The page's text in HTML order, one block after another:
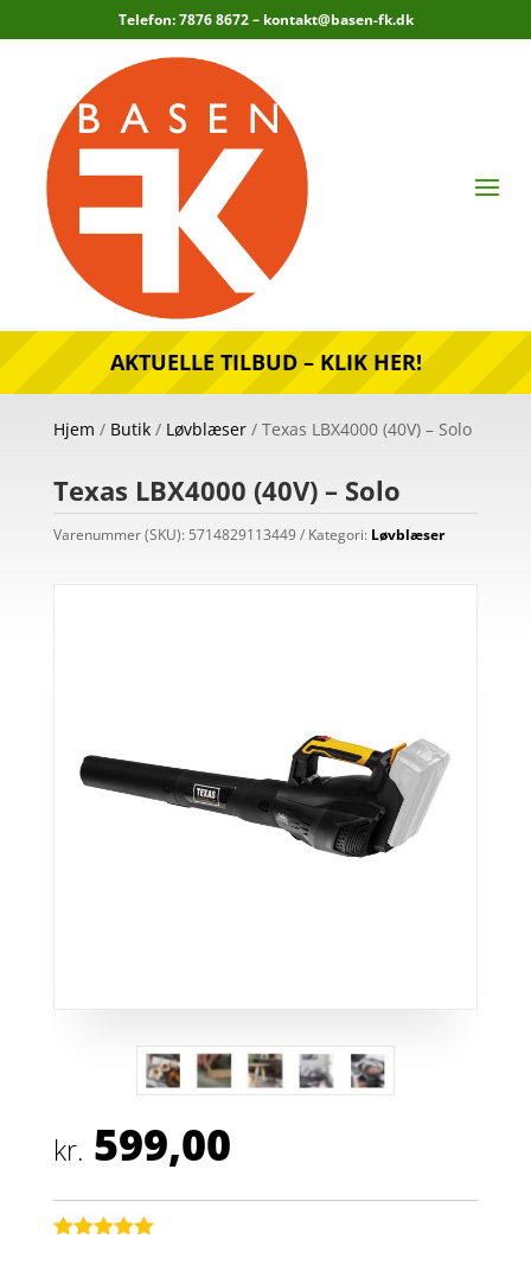
Telefon: 7876 8672 – kontakt@basen-fk.dk
AKTUELLE TILBUD – KLIK HER!
Hjem / Butik/ Løvblæser/ Texas LBX4000 (40V) – Solo
Texas LBX4000 (40V) – Solo
Varenummer (SKU): 5714829113449 Kategori: Løvblæser
kr. 599,00